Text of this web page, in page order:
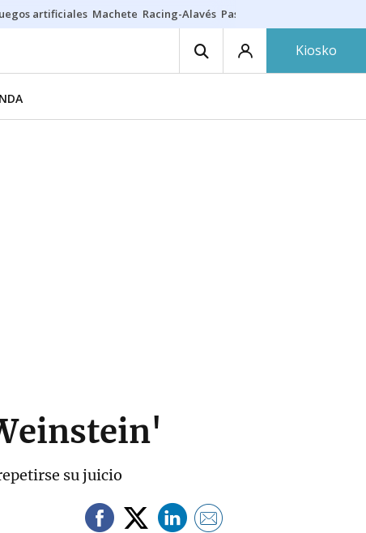
artificiales Machete Racing-Alavés Paseíllo 7 agosto
Kiosko
su juicio